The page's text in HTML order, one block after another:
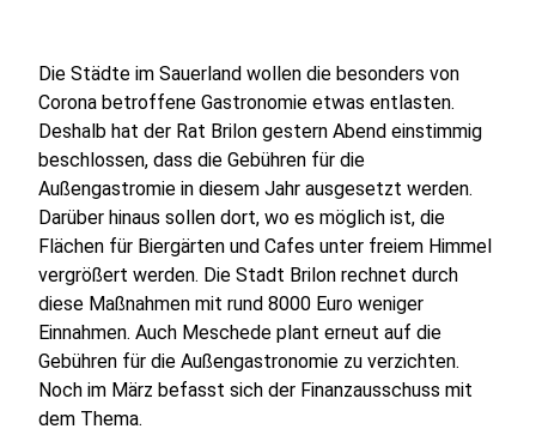
Die Städte im Sauerland wollen die besonders von
Corona betroffene Gastronomie etwas entlasten.
Deshalb hat der Rat Brilon gestern Abend einstimmig
beschlossen, dass die Gebühren für die
Außengastromie in diesem Jahr ausgesetzt werden.
Darüber hinaus sollen dort, wo es möglich ist, die
Flächen für Biergärten und Cafes unter freiem Himmel
vergrößert werden. Die Stadt Brilon rechnet durch
diese Maßnahmen mit rund 8000 Euro weniger
Einnahmen. Auch Meschede plant erneut auf die
Gebühren für die Außengastronomie zu verzichten.
Noch im März befasst sich der Finanzausschuss mit
dem Thema.